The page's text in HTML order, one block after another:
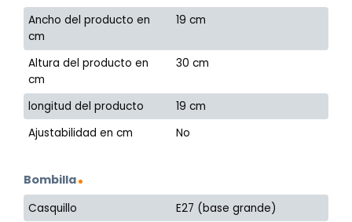
Ancho del producto en
cm
19 cm
Altura del producto en
cm
30 cm
longitud del producto
19 cm
Ajustabilidad en cm
No
Bombilla
Casquillo E27 (base grande)